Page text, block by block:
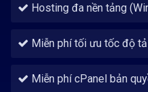
Hosting đa nền tảng
Miễn phí tối ưu tốc độ
Miễn phí cPanel bản